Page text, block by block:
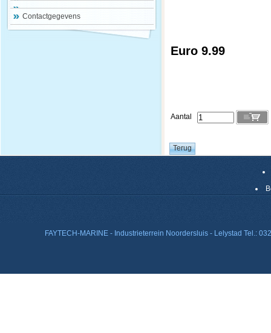
Contactgegevens
Euro 9.99
Aantal
FAYTECH-MARINE - Industrieterrein Noordersluis - Lelystad Tel.: